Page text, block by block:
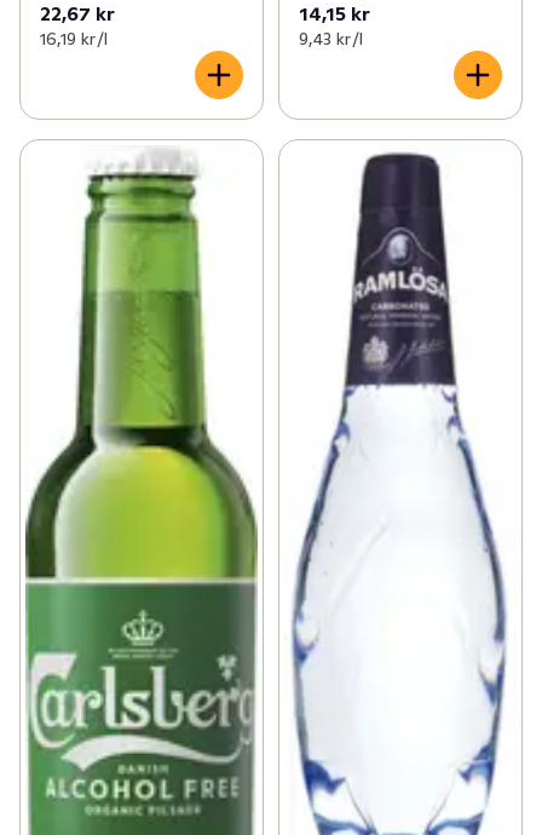
22,67 kr
16,19 kr /l
14,15 kr
9,43 kr /l